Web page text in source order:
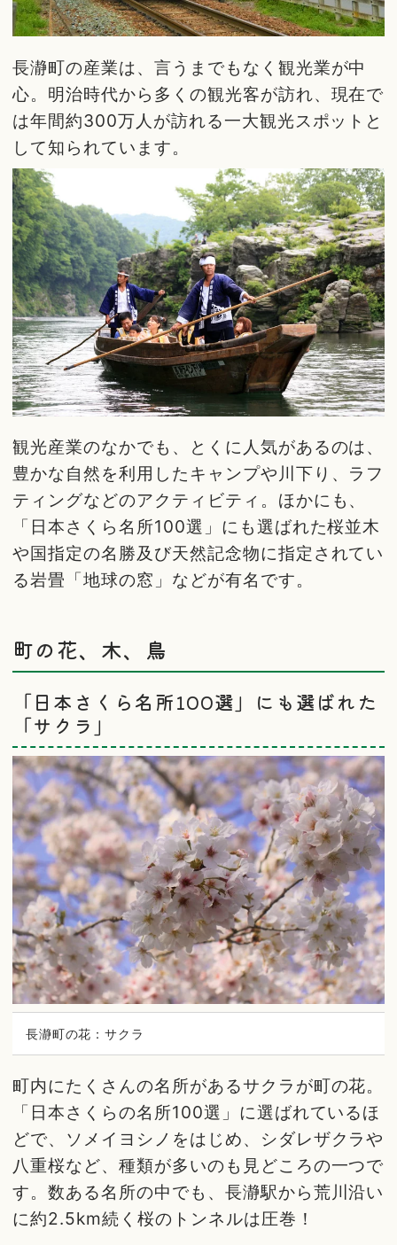
長瀞町の産業は、言うまでもなく観光業が中
心。明治時代から多くの観光客が訪れ、現在で
は年間約300万人が訪れる一大観光スポットと
して知られています。
観光産業のなかでも、とくに人気があるのは、
豊かな自然を利用したキャンプや川下り、ラフ
ティングなどのアクティビティ。ほかにも、
「日本さくら名所100選」にも選ばれた桜並木
や国指定の名勝及び天然記念物に指定されてい
る岩畳「地球の窓」などが有名です。
町の花、木、鳥
「日本さくら名所100選」にも選ばれた
「サクラ」
長瀞町の花：サクラ
町内にたくさんの名所があるサクラが町の花。
「日本さくらの名所100選」に選ばれているほ
どで、ソメイヨシノをはじめ、シダレザクラや
八重桜など、種類が多いのも見どころの一つで
す。数ある名所の中でも、長瀞駅から荒川沿い
に約2.5km続く桜のトンネルは圧巻！